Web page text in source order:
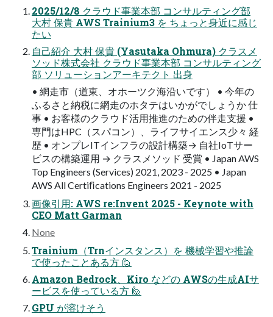
2025/12/8 クラウド事業本部 コンサルティング部
⼤村 保貴 AWS Trainium3 を ちょっと⾝近に感じ
たい
⾃⼰紹介 大村 保貴 (Yasutaka Ohmura) クラスメ
ソッド株式会社 クラウド事業本部 コンサルティング
部 ソリューションアーキテクト 出身
• 網走市（道東、オホーツク海沿いです） • 今年の
ふるさと納税に網走のホタテはいかがでしょうか 仕
事 • お客様のクラウド活用推進のための伴走支援 •
専門はHPC（スパコン）、ライフサイエンス少々 経
歴 • オンプレITインフラの設計構築→ 自社IoTサー
ビスの構築運用 → クラスメソッド 受賞 • Japan AWS
Top Engineers (Services) 2021, 2023 - 2025 • Japan
AWS All Certiﬁcations Engineers 2021 - 2025
画像引⽤: AWS re:Invent 2025 - Keynote with
CEO Matt Garman
None
Trainium（Trnインスタンス）を 機械学習や推論
で使ったことある⽅ 🙋
Amazon Bedrock、Kiro などの AWSの⽣成AIサ
ービスを使っている⽅ 🙋
GPU が溶けそう